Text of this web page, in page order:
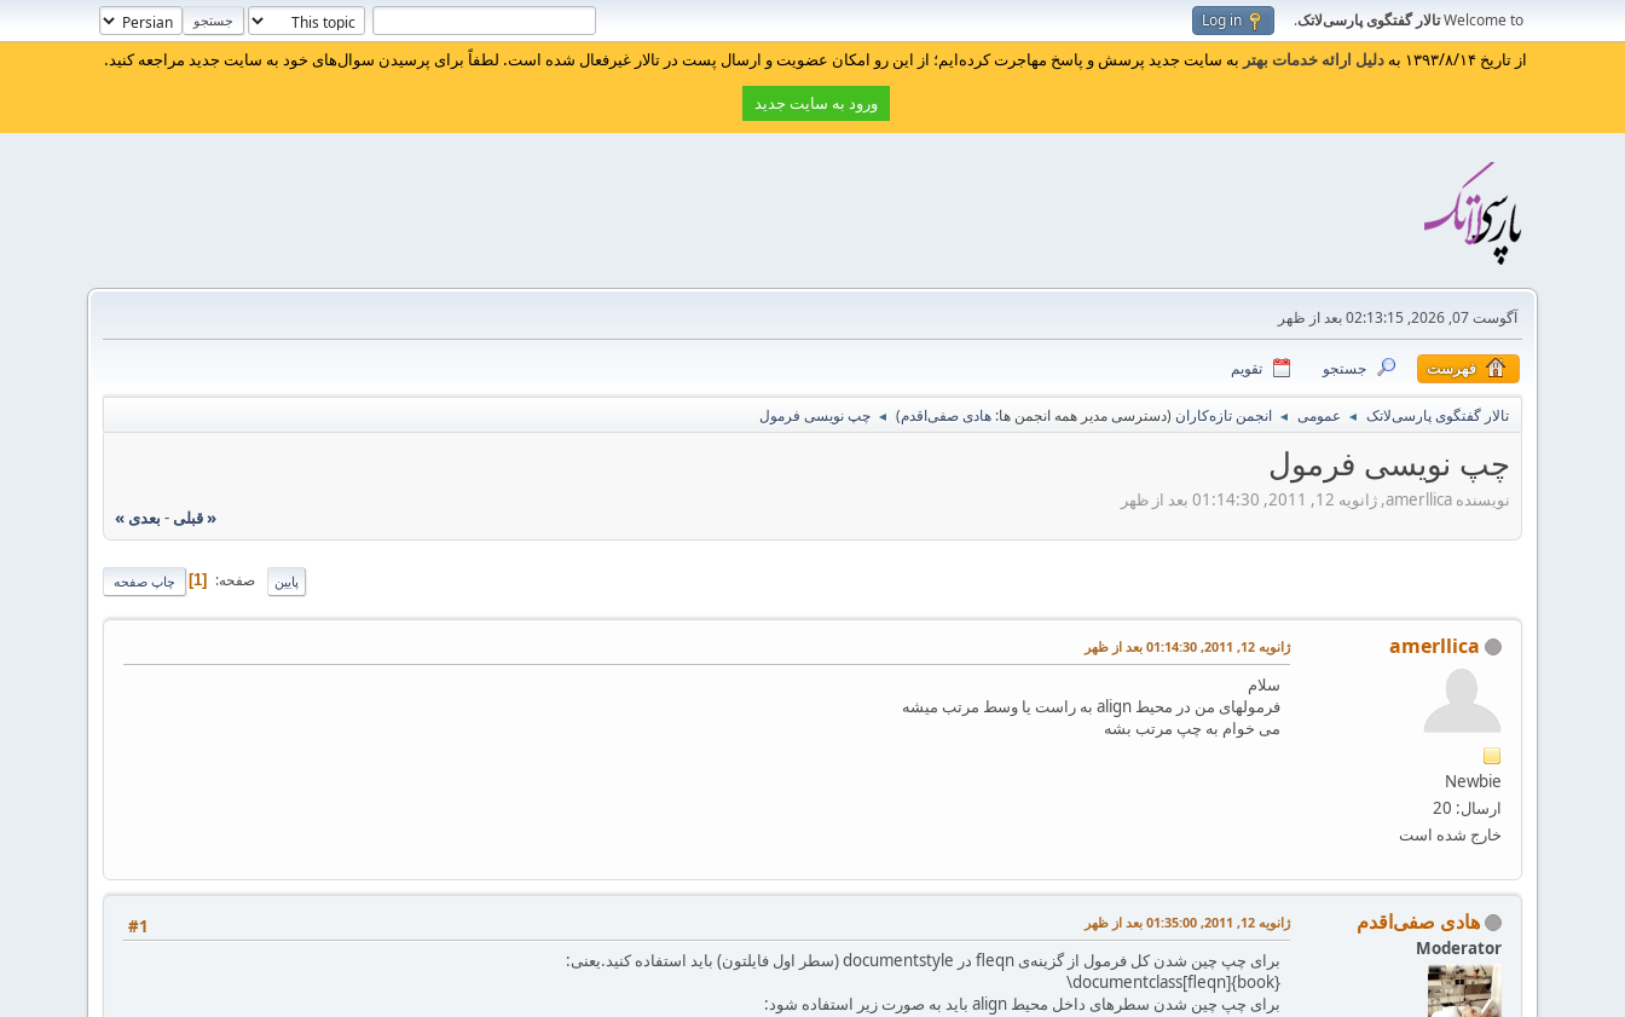
Welcome toتالار گفتگوی پارسی‌لاتک.
Log in
از تاریخ ۱۳۹۳/۸/۱۴ به دلیل ارائه خدمات بهتر به سایت جدید پرسش و پاسخ مهاجرت کرده‌ایم؛ از این رو امکان عضویت و ارسال پست در تالار غیرفعال شده است. لطفاً برای پرسیدن سوال‌های خود به سایت جدید مراجعه کنید.
ورود به سایت جدید
آگوست 07, 2026, 02:13:15 بعد از ظهر
فهرست جستجو تقویم
تالار گفتگوی پارسی‌لاتک ◄ عمومی ◄ انجمن تازه‌کاران (دسترسی مدیر همه انجمن ها: هادی صفی‌اقدم)
◄ چپ نویسی فرمول
چپ نویسی فرمول
نویسنده amerllica, ژانویه 12, 2011, 01:14:30 بعد از ظهر
« قبلی- بعدی »
چاپ صفحه پایین صفحه 1
amerllica
Newbie
ارسال: 20
خارج شده است
ژانویه 12, 2011, 01:14:30 بعد از ظهر
سلام
فرمولهای من در محیط align به راست یا وسط مرتب میشه
می خوام به چپ مرتب بشه
هادی صفی‌اقدم
Moderator
#1 ژانویه 12, 2011, 01:35:00 بعد از ظهر
برای چپ چین شدن کل فرمول از گزینه‌ی fleqn در documentstyle (سطر اول فایلتون) باید استفاده کنید.یعنی:
‪‎\documentclass[‎fleqn]{book}‎
برای چپ چین شدن سطرهای داخل محیط align باید به صورت زیر استفاده شود: